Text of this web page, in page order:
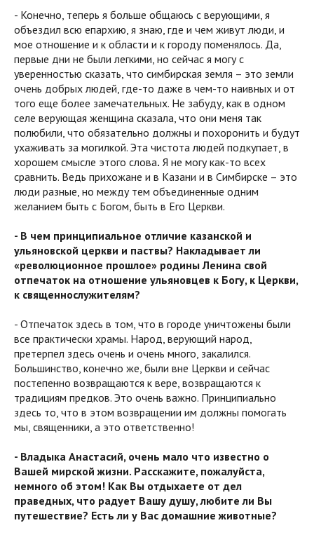
- Конечно, теперь я больше общаюсь с верующими, я
объездил всю епархию, я знаю, где и чем живут люди, и
мое отношение и к области и к городу поменялось. Да,
первые дни не были легкими, но сейчас я могу с
уверенностью сказать, что симбирская земля – это земли
очень добрых людей, где-то даже в чем-то наивных и от
того еще более замечательных. Не забуду, как в одном
селе верующая женщина сказала, что они меня так
полюбили, что обязательно должны и похоронить и будут
ухаживать за могилкой. Эта чистота людей подкупает, в
хорошем смысле этого слова. Я не могу как-то всех
сравнить. Ведь прихожане и в Казани и в Симбирске – это
люди разные, но между тем объединенные одним
желанием быть с Богом, быть в Его Церкви.
- В чем принципиальное отличие казанской и
ульяновской церкви и паствы? Накладывает ли
«революционное прошлое» родины Ленина свой
отпечаток на отношение ульяновцев к Богу, к Церкви,
к священнослужителям?
- Отпечаток здесь в том, что в городе уничтожены были
все практически храмы. Народ, верующий народ,
претерпел здесь очень и очень много, закалился.
Большинство, конечно же, были вне Церкви и сейчас
постепенно возвращаются к вере, возвращаются к
традициям предков. Это очень важно. Принципиально
здесь то, что в этом возвращении им должны помогать
мы, священники, а это ответственно!
- Владыка Анастасий, очень мало что известно о
Вашей мирской жизни. Расскажите, пожалуйста,
немного об этом! Как Вы отдыхаете от дел
праведных, что радует Вашу душу, любите ли Вы
путешествие? Есть ли у Вас домашние животные?